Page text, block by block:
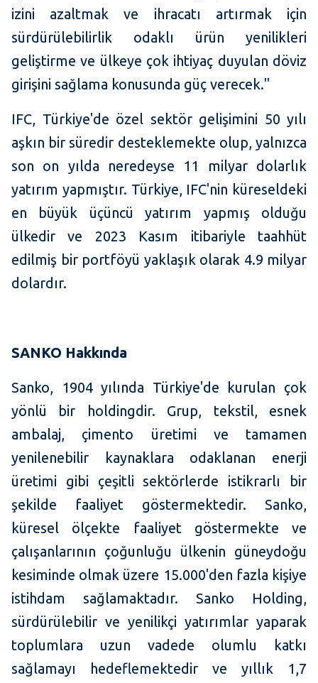
izini azaltmak ve ihracatı artırmak için
sürdürülebilirlik odaklı ürün yenilikleri
geliştirme ve ülkeye çok ihtiyaç duyulan döviz
girişini sağlama konusunda güç verecek."
IFC, Türkiye'de özel sektör gelişimini 50 yılı
aşkın bir süredir desteklemekte olup, yalnızca
son on yılda neredeyse 11 milyar dolarlık
yatırım yapmıştır. Türkiye, IFC'nin küreseldeki
en büyük üçüncü yatırım yapmış olduğu
ülkedir ve 2023 Kasım itibariyle taahhüt
edilmiş bir portföyü yaklaşık olarak 4.9 milyar
dolardır.
SANKO Hakkında
Sanko, 1904 yılında Türkiye'de kurulan çok
yönlü bir holdingdir. Grup, tekstil, esnek
ambalaj, çimento üretimi ve tamamen
yenilenebilir kaynaklara odaklanan enerji
üretimi gibi çeşitli sektörlerde istikrarlı bir
şekilde faaliyet göstermektedir. Sanko,
küresel ölçekte faaliyet göstermekte ve
çalışanlarının çoğunluğu ülkenin güneydoğu
kesiminde olmak üzere 15.000'den fazla kişiye
istihdam sağlamaktadır. Sanko Holding,
sürdürülebilir ve yenilikçi yatırımlar yaparak
toplumlara uzun vadede olumlu katkı
sağlamayı hedeflemektedir ve yıllık 1,7